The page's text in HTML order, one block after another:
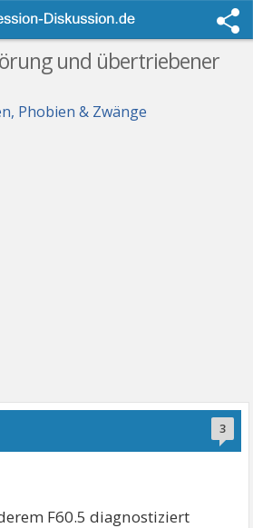
und übertriebener
Phobien & Zwänge
3
F60.5 diagnostiziert